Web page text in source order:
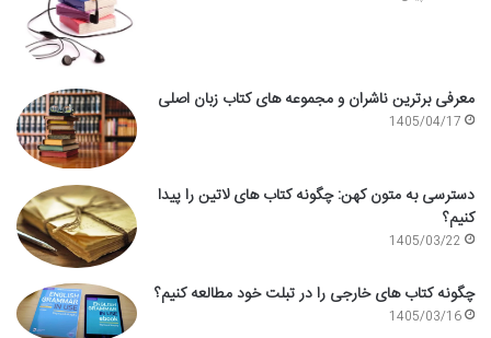
معرفی برترین ناشران و مجموعه های کتاب زبان اصلی
1405/04/17
دسترسی به متون کهن: چگونه کتاب های لاتین را پیدا
کنیم؟
1405/03/22
چگونه کتاب های خارجی را در تبلت خود مطالعه کنیم؟
1405/03/16